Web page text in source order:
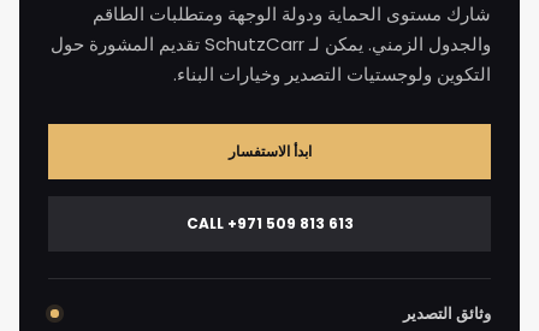
شارك مستوى الحماية ودولة الوجهة ومتطلبات الطاقم
والجدول الزمني. يمكن لـ SchutzCarr تقديم المشورة حول
التكوين ولوجستيات التصدير وخيارات البناء.
ابدأ الاستفسار
CALL +971 509 813 613
وثائق التصدير